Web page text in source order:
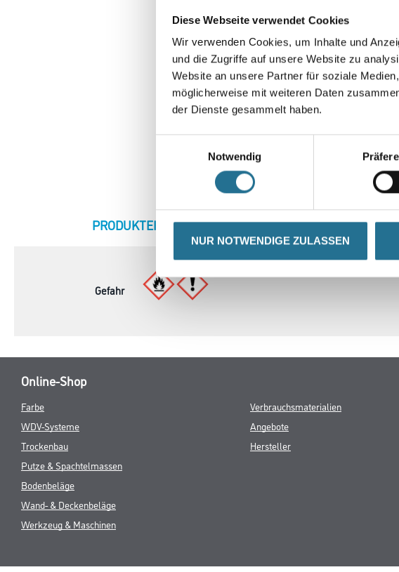
Diese Webseite verwendet Cookies
Wir verwenden Cookies, um Inhalte und
und die Zugriffe auf unsere Website zu
Website an unsere Partner für soziale
möglicherweise mit weiteren Daten
der Dienste gesammelt haben.
Notwendig
NUR NOTWENDIGE ZULASSEN
CURRENT
PRODUKTEIGENSCHAFTEN ZUSATZINFOS
Gefahr
Online-Shop
Farbe
WDV-Systeme
Trockenbau
Putze & Spachtelmassen
Bodenbeläge
Wand- & Deckenbeläge
Werkzeug & Maschinen
Verbrauchsmaterialien
Angebote
Hersteller